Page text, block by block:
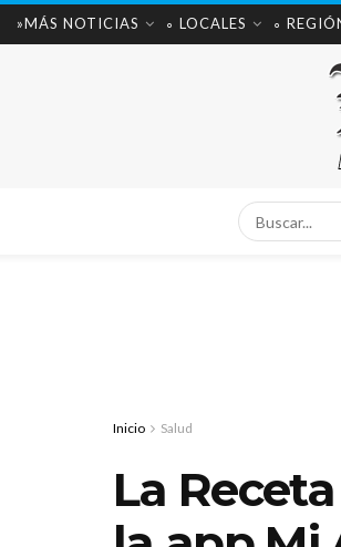
»MÁS NOTICIAS ∘ LOCALES ∘
Inicio Salud
La